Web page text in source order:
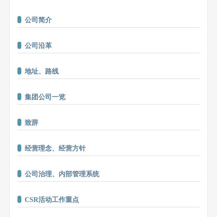
公司简介
公司沿革
地址、路线
集团公司一览
致辞
经营理念、经营方针
公司治理、内部管理系统
CSR活动工作重点